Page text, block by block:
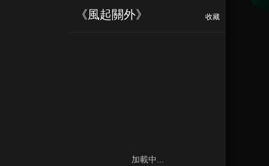
《风起关外》 收藏
加載中...